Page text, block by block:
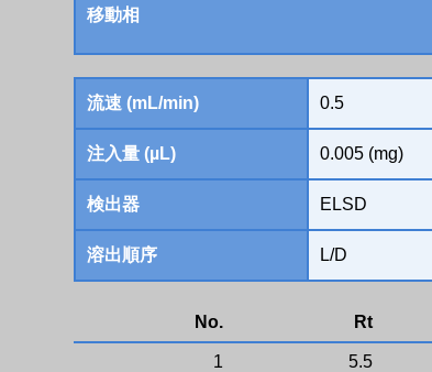
移動相
流速 (mL/min) 0.5
注入量 (µL) 0.005 (mg)
検出器 ELSD
溶出順序 L/D
No. Rt
1 5.5